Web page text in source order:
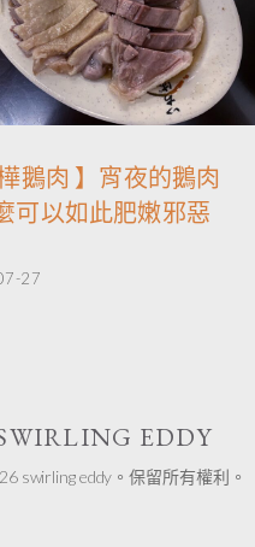
樺鵝肉 】宵夜的鵝肉
可以如此肥嫩邪惡
27
EDDY
swirling eddy。保留所有權利。